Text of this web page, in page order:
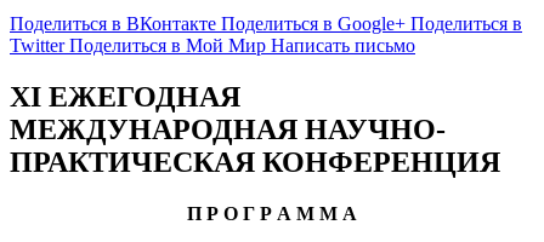
Поделиться в ВКонтакте Поделиться в Google+ Поделиться в
Twitter Поделиться в Мой Мир Написать письмо
ХI ЕЖЕГОДНАЯ
МЕЖДУНАРОДНАЯ НАУЧНО-
ПРАКТИЧЕСКАЯ КОНФЕРЕНЦИЯ
П Р О Г Р А М М А